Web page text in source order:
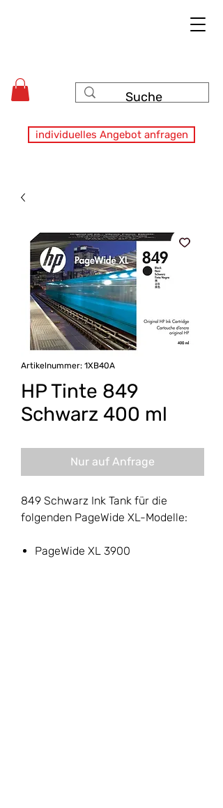
individuelles Angebot anfragen
Artikelnummer: 1XB40A
HP Tinte 849
Schwarz 400 ml
Nur auf Anfrage
849 Schwarz Ink Tank für die
folgenden PageWide XL-Modelle:
PageWide XL 3900